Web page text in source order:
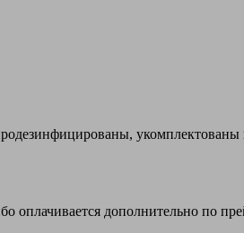
оплачивается дополнительно по